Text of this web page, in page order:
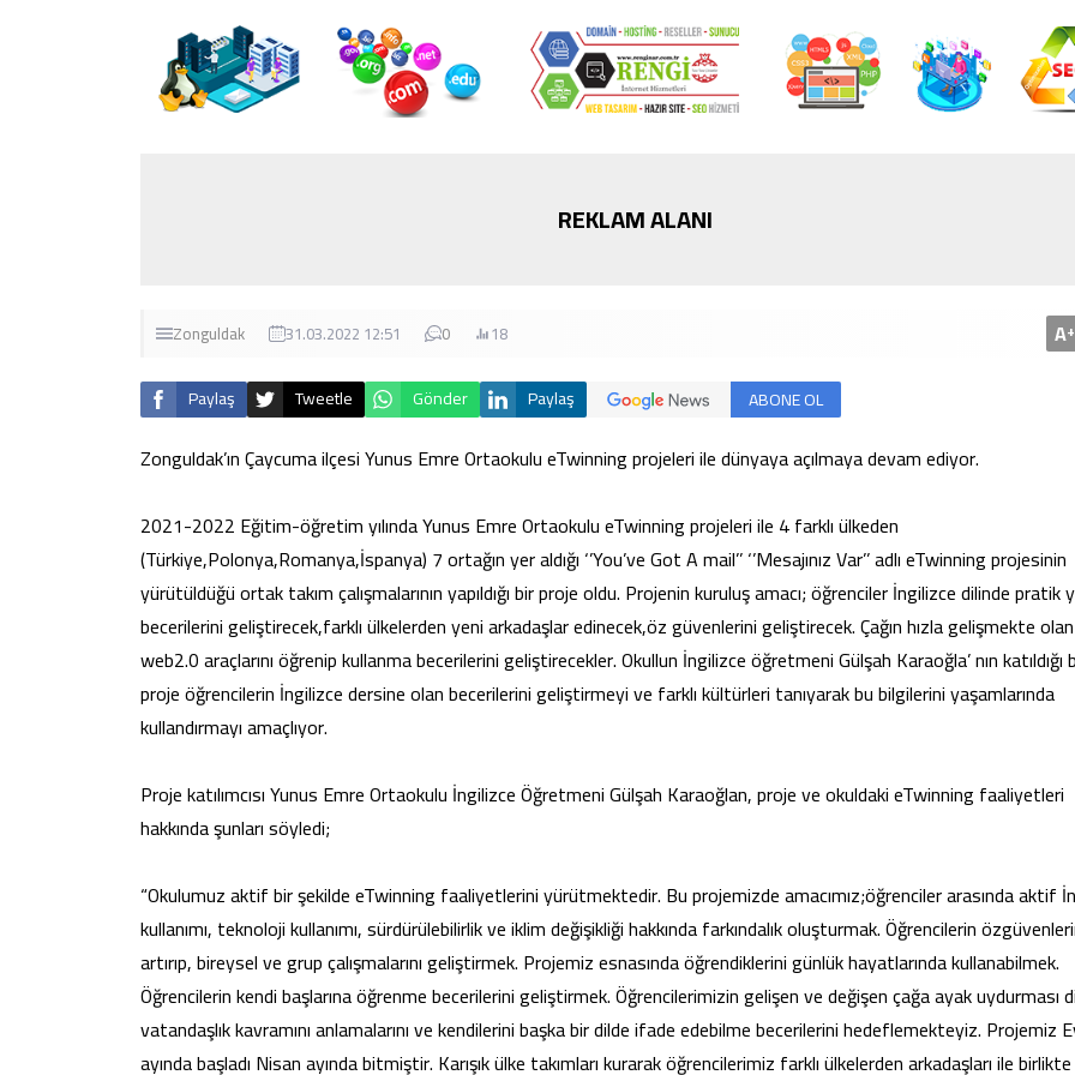
REKLAM ALANI
Zonguldak 31.03.2022 12:51 0 18 A+
Paylaş Tweetle Gönder Paylaş ABONE OL
Zonguldak’ın Çaycuma ilçesi Yunus Emre Ortaokulu eTwinning projeleri ile dünyaya açılmaya devam ediyor.
2021-2022 Eğitim-öğretim yılında Yunus Emre Ortaokulu eTwinning projeleri ile 4 farklı ülkeden
(Türkiye,Polonya,Romanya,İspanya) 7 ortağın yer aldığı ‘’You’ve Got A mail’’ ‘’Mesajınız Var’’ adlı eTwinning projesinin
yürütüldüğü ortak takım çalışmalarının yapıldığı bir proje oldu. Projenin kuruluş amacı; öğrenciler İngilizce dilinde pratik
becerilerini geliştirecek,farklı ülkelerden yeni arkadaşlar edinecek,öz güvenlerini geliştirecek. Çağın hızla gelişmekte olan
web2.0 araçlarını öğrenip kullanma becerilerini geliştirecekler. Okullun İngilizce öğretmeni Gülşah Karaoğla’ nın katıldığı
proje öğrencilerin İngilizce dersine olan becerilerini geliştirmeyi ve farklı kültürleri tanıyarak bu bilgilerini yaşamlarında
kullandırmayı amaçlıyor.
Proje katılımcısı Yunus Emre Ortaokulu İngilizce Öğretmeni Gülşah Karaoğlan, proje ve okuldaki eTwinning faaliyetleri
hakkında şunları söyledi;
“Okulumuz aktif bir şekilde eTwinning faaliyetlerini yürütmektedir. Bu projemizde amacımız;öğrenciler arasında aktif
kullanımı, teknoloji kullanımı, sürdürülebilirlik ve iklim değişikliği hakkında farkındalık oluşturmak. Öğrencilerin
artırıp, bireysel ve grup çalışmalarını geliştirmek. Projemiz esnasında öğrendiklerini günlük hayatlarında kullanabilmek.
Öğrencilerin kendi başlarına öğrenme becerilerini geliştirmek. Öğrencilerimizin gelişen ve değişen çağa ayak uydurması
vatandaşlık kavramını anlamalarını ve kendilerini başka bir dilde ifade edebilme becerilerini hedeflemekteyiz. Projemiz
ayında başladı Nisan ayında bitmiştir. Karışık ülke takımları kurarak öğrencilerimiz farklı ülkelerden arkadaşları ile birlikte